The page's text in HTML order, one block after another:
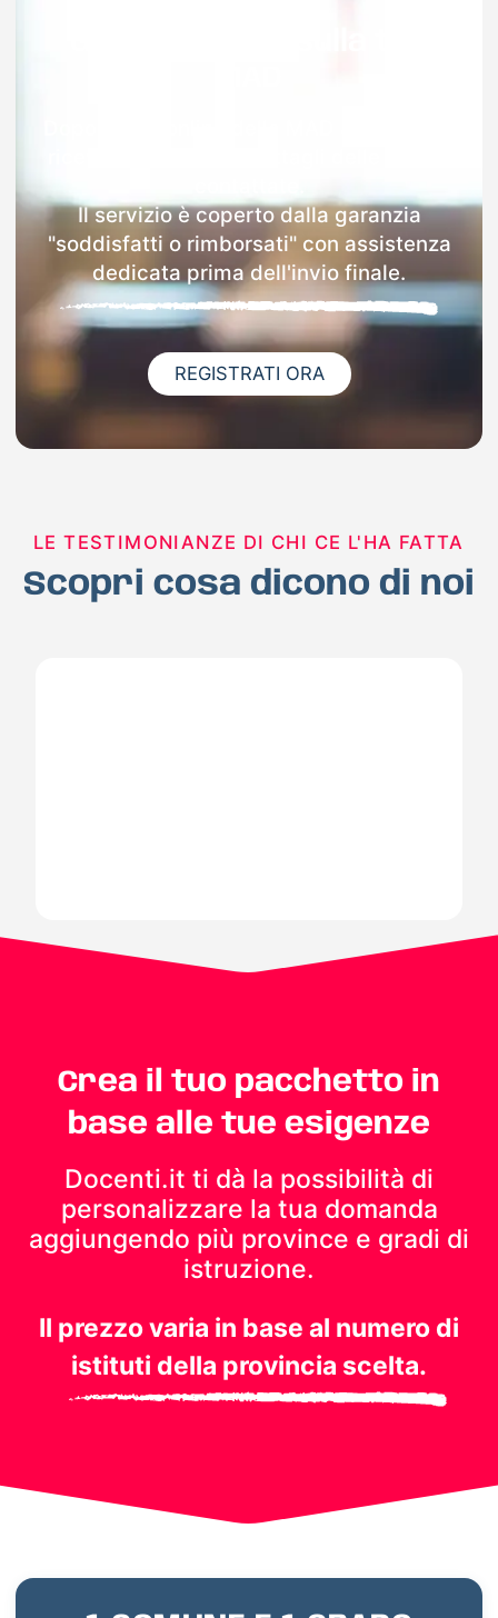
Il servizio è coperto dalla garanzia
"soddisfatti o rimborsati" con assistenza
dedicata prima dell'invio finale.
REGISTRATI ORA
LE TESTIMONIANZE DI CHI CE L'HA FATTA
Scopri cosa dicono di noi
Crea il tuo pacchetto in
base alle tue esigenze
Docenti.it ti dà la possibilità di
personalizzare la tua domanda
aggiungendo più province e gradi di
istruzione.
Il prezzo varia in base al numero di
istituti della provincia scelta.